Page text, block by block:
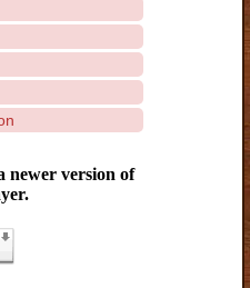
newer version of